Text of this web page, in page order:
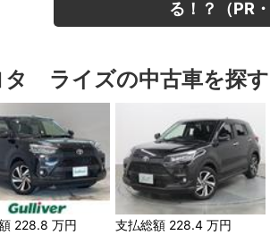
る！？（PR
タ ライズの中古車を探す
228.8 万円 支払総額 228.4 万円